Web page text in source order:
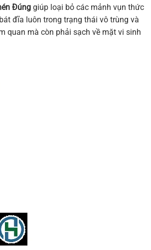
Đúnggiúp loại bỏ các mảnh vụn thức
đĩa luôn trong trạng thái vô trùng và
quan mà còn phải sạch về mặt vi sinh